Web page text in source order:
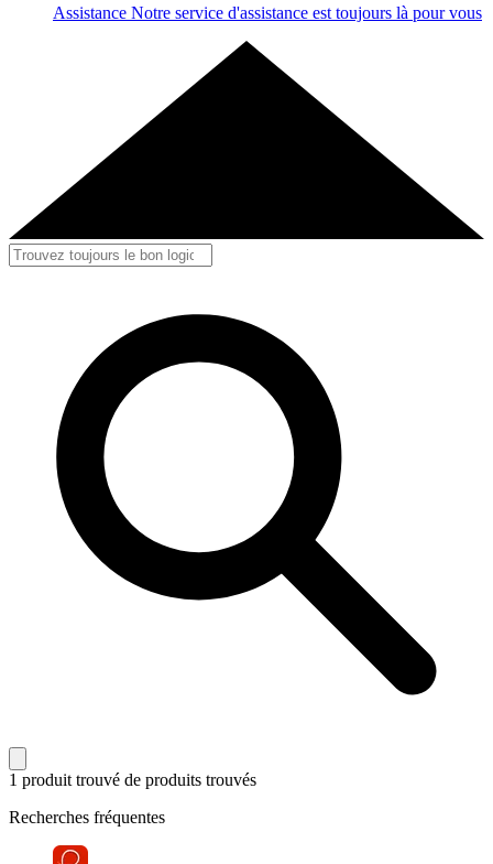
Assistance Notre service d'assistance est toujours là pour vous
1 produit trouvé de produits trouvés
Recherches fréquentes